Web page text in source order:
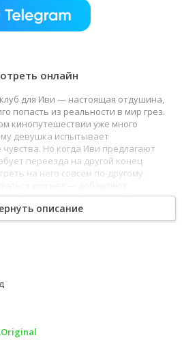
онлайн
для Иви — настоящая отдушина,
попасть из реальности в мир грез.
кинопутешествии уже много
девушка испытывает
Но когда Иви предлагают
переезда на другой конец
на него совсем по-другому.
Иви, а также её парень Джош.
описание